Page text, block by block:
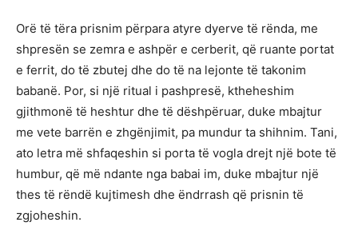
Orë të tëra prisnim përpara atyre dyerve të rënda, me
shpresën se zemra e ashpër e cerberit, që ruante portat
e ferrit, do të zbutej dhe do të na lejonte të takonim
babanë. Por, si një ritual i pashpresë, ktheheshim
gjithmonë të heshtur dhe të dëshpëruar, duke mbajtur
me vete barrën e zhgënjimit, pa mundur ta shihnim. Tani,
ato letra më shfaqeshin si porta të vogla drejt një bote të
humbur, që më ndante nga babai im, duke mbajtur një
thes të rëndë kujtimesh dhe ëndrrash që prisnin të
zgjoheshin.